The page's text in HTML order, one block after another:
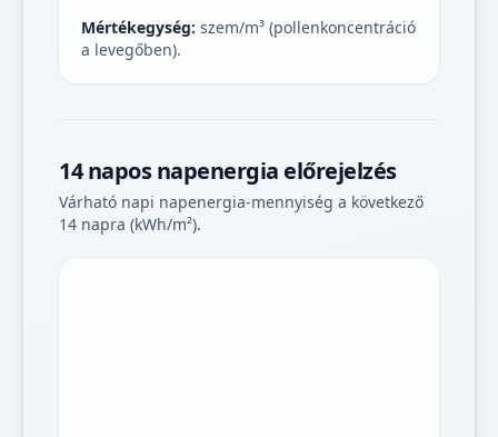
Mértékegység: szem/m³ (pollenkoncentráció
a levegőben).
14 napos napenergia előrejelzés
Várható napi napenergia-mennyiség a következő
14 napra (kWh/m²).